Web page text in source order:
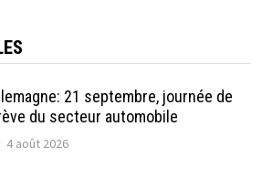
21 septembre, journée de
du secteur automobile
4 août 2026